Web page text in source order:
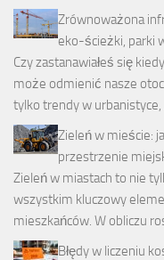
Zrównoważona
eko-ścieżki, parki
Czy zastanawiałeś się
może odmienić nasze
tylko trendy w
Zieleń w mieście:
przestrzenie
Zieleń w miastach to nie
wszystkim kluczowy
mieszkańców. W obliczu
Błędy w liczeniu